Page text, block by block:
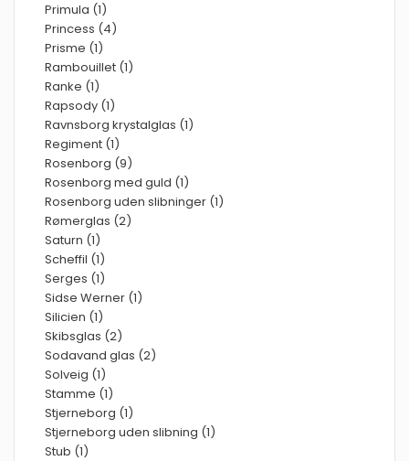
Primula (1)
Princess (4)
Prisme (1)
Rambouillet (1)
Ranke (1)
Rapsody (1)
Ravnsborg krystalglas (1)
Regiment (1)
Rosenborg (9)
Rosenborg med guld (1)
Rosenborg uden slibninger (1)
Rømerglas (2)
Saturn (1)
Scheffil (1)
Serges (1)
Sidse Werner (1)
Silicien (1)
Skibsglas (2)
Sodavand glas (2)
Solveig (1)
Stamme (1)
Stjerneborg (1)
Stjerneborg uden slibning (1)
Stub (1)